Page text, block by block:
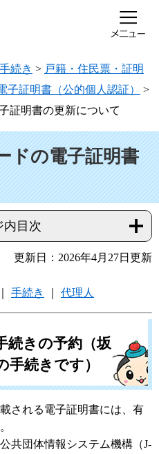
続き > 戸籍・住民票・証明
子証明書（公的個人認証）
>
証明書の更新について
ドの電子証明書
内目次
更新日：2026年4月27日更新
手続き 代理人
続きの予約（坂
手続きです）
される電子証明書には、有
共団体情報システム機構（J-